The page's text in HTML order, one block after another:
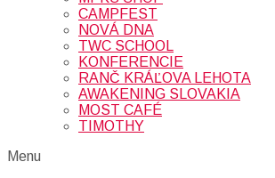
CAMPFEST
NOVÁ DNA
TWC SCHOOL
KONFERENCIE
RANČ KRÁĽOVA LEHOTA
AWAKENING SLOVAKIA
MOST CAFÉ
TIMOTHY
Menu